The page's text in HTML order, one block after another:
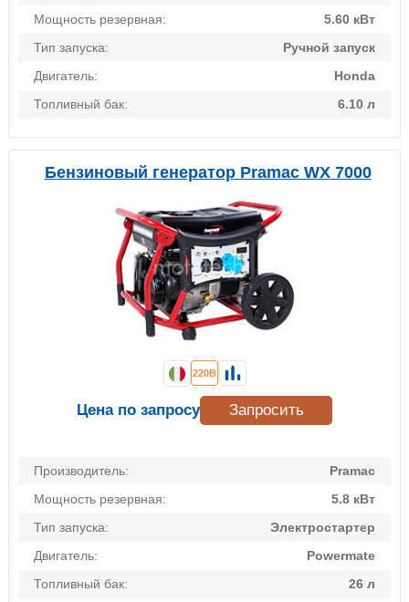
Мощность резервная:
5.60 кВт
Тип запуска:
Ручной запуск
Двигатель:
Honda
Топливный бак:
6.10 л
Бензиновый генератор Pramac WX 7000
Производитель:
Pramac
Мощность резервная:
5.8 кВт
Тип запуска:
Электростартер
Двигатель:
Powermate
Топливный бак:
26 л
220В
Цена по запросу Запросить